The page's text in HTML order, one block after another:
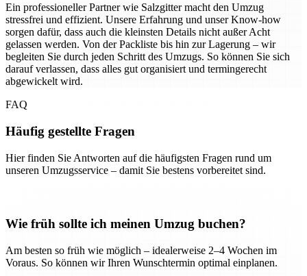
Ein professioneller Partner wie Salzgitter macht den Umzug
stressfrei und effizient. Unsere Erfahrung und unser Know-how
sorgen dafür, dass auch die kleinsten Details nicht außer Acht
gelassen werden. Von der Packliste bis hin zur Lagerung – wir
begleiten Sie durch jeden Schritt des Umzugs. So können Sie sich
darauf verlassen, dass alles gut organisiert und termingerecht
abgewickelt wird.
FAQ
Häufig gestellte Fragen
Hier finden Sie Antworten auf die häufigsten Fragen rund um
unseren Umzugsservice – damit Sie bestens vorbereitet sind.
Wie früh sollte ich meinen Umzug buchen?
Am besten so früh wie möglich – idealerweise 2–4 Wochen im
Voraus. So können wir Ihren Wunschtermin optimal einplanen.